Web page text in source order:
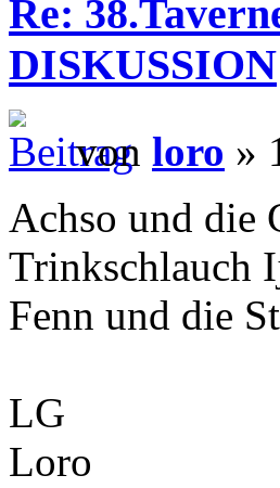
Re:
DISKUSSION
von loro »
Achso und die
Trinkschlauch
Fenn und die
LG
Loro